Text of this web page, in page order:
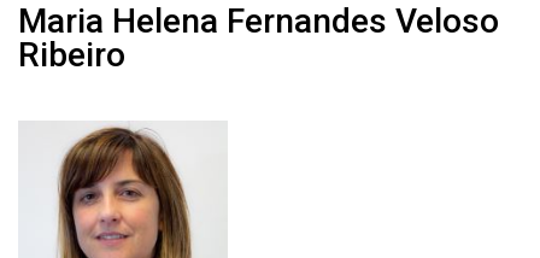
Maria Helena Fernandes Veloso
Ribeiro